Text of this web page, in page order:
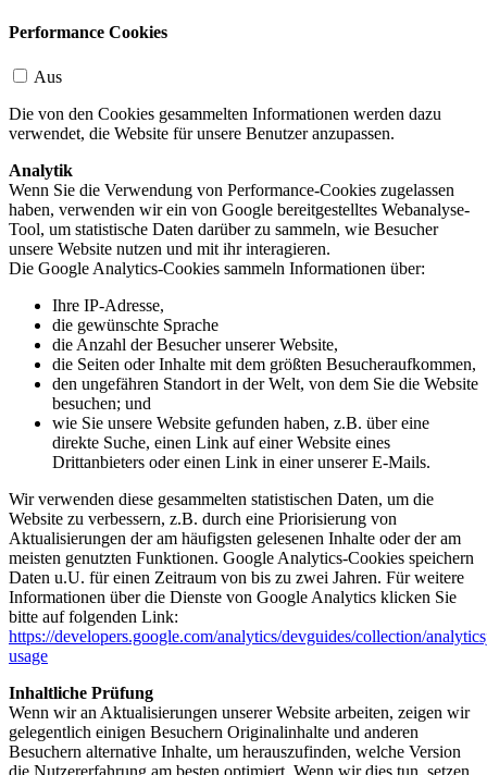
Performance Cookies
Aus
Die von den Cookies gesammelten Informationen werden dazu
verwendet, die Website für unsere Benutzer anzupassen.
Analytik
Wenn Sie die Verwendung von Performance-Cookies zugelassen
haben, verwenden wir ein von Google bereitgestelltes Webanalyse-
Tool, um statistische Daten darüber zu sammeln, wie Besucher
unsere Website nutzen und mit ihr interagieren.
Die Google Analytics-Cookies sammeln Informationen über:
Ihre IP-Adresse,
die gewünschte Sprache
die Anzahl der Besucher unserer Website,
die Seiten oder Inhalte mit dem größten Besucheraufkommen,
den ungefähren Standort in der Welt, von dem Sie die Website
besuchen; und
wie Sie unsere Website gefunden haben, z.B. über eine
direkte Suche, einen Link auf einer Website eines
Drittanbieters oder einen Link in einer unserer E-Mails.
Wir verwenden diese gesammelten statistischen Daten, um die
Website zu verbessern, z.B. durch eine Priorisierung von
Aktualisierungen der am häufigsten gelesenen Inhalte oder der am
meisten genutzten Funktionen. Google Analytics-Cookies speichern
Daten u.U. für einen Zeitraum von bis zu zwei Jahren. Für weitere
Informationen über die Dienste von Google Analytics klicken Sie
bitte auf folgenden Link:
https://developers.google.com/analytics/devguides/collection/
usage
Inhaltliche Prüfung
Wenn wir an Aktualisierungen unserer Website arbeiten, zeigen wir
gelegentlich einigen Besuchern Originalinhalte und anderen
Besuchern alternative Inhalte, um herauszufinden, welche Version